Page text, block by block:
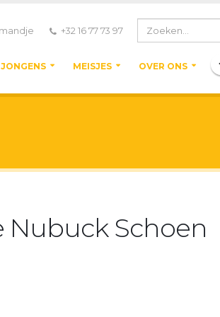
+32 16 77 73 97
JONGENS MEISJES OVER ONS
Schoen